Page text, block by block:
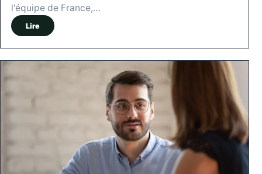
l'équipe de France,…
Lire